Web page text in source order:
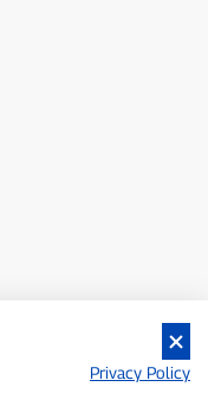
Privacy Policy